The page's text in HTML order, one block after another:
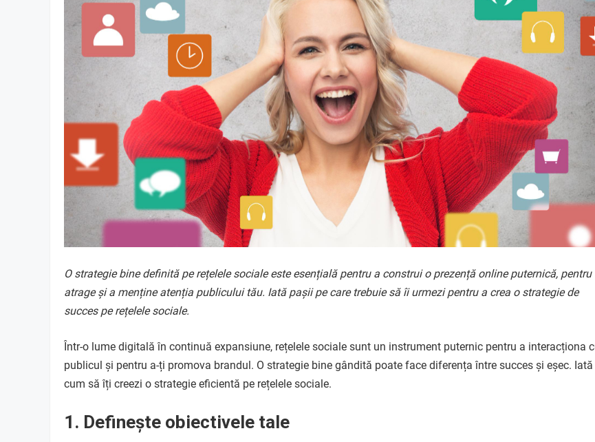
O strategie bine definită pe rețelele sociale este esențială pentru a construi o prezență online puternică, pentru
atrage și a menține atenția publicului tău. Iată pașii pe care trebuie să îi urmezi pentru a crea o strategie de
succes pe rețelele sociale.
Într-o lume digitală în continuă expansiune, rețelele sociale sunt un instrument puternic pentru a interacționa
publicul și pentru a-ți promova brandul. O strategie bine gândită poate face diferența între succes și eșec. Iată
cum să îți creezi o strategie eficientă pe rețelele sociale.
1. Definește obiectivele tale